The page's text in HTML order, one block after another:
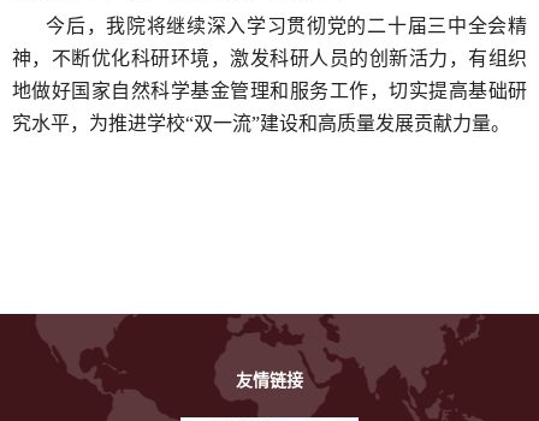
今后，我院将继续深入学习贯彻党的二十届三中全会精
神，不断优化科研环境，激发科研人员的创新活力，有组织
地做好国家自然科学基金管理和服务工作，切实提高基础研
究水平，为推进学校“双一流”建设和高质量发展贡献力量。
友情链接